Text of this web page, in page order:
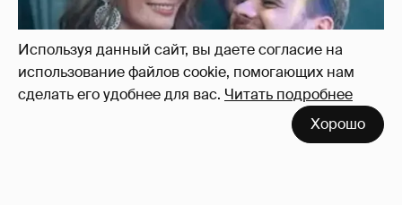
Используя данный сайт, вы даете согласие на
использование файлов cookie, помогающих нам
сделать его удобнее для вас. Читать подробнее
Хорошо